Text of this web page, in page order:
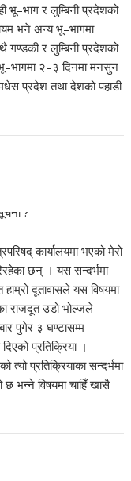
भू–भाग र लुम्बिनी प्रदेशको
भने अन्य भू–भागमा
गण्डकी र लुम्बिनी प्रदेशको
२–३ दिनमा मनसुन
प्रदेश तथा देशको पहाडी
कार्यालयमा भएको मेरो
छन् । यस सन्दर्भमा
दूतावासले यस विषयमा
राजदूत उडो भोल्जले
पुगेर ३ घण्टासम्म
प्रतिक्रिया ।
प्रतिक्रियाका सन्दर्भमा
छ भन्ने विषयमा चाहिँ खासै